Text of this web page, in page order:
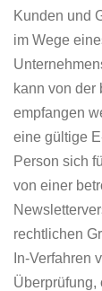
Kunden und
im Wege
kann von der
empfangen
eine gültige
Person sich
von einer
rechtlichen
In-Verfahren
Überprüfung,